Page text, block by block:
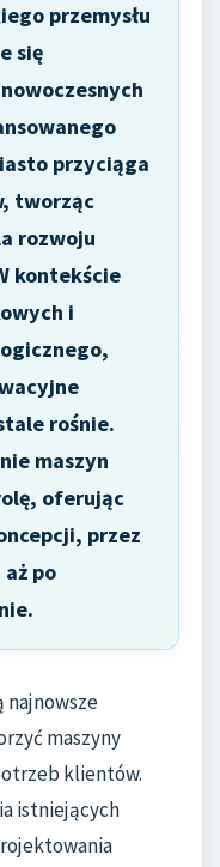
przemysłu
się
przyciąga
tworząc
rozwoju
kontekście
i
rośnie.
maszyn
oferując
przez
po
najnowsze
maszyny
klientów.
istniejących